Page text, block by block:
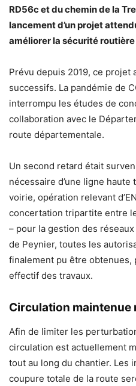
RD56c et du chemin de la
lancement d’un projet
améliorer la sécurité
Prévu depuis 2019, ce projet
successifs. La pandémie de
interrompu les études de
collaboration avec le
route départementale.
Un second retard était
nécessaire d’une ligne
voirie, opération relevant
concertation tripartite entre
– pour la gestion des
de Peynier, toutes les
finalement pu être obtenues,
effectif des travaux.
Circulation maintenue
Afin de limiter les
circulation est actuellement
tout au long du chantier. Les
coupure totale de la route